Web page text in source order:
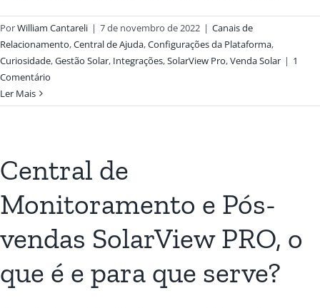
PorWilliam Cantareli | 7 de novembro de 2022 | Canais de
Relacionamento,Central de Ajuda,Configurações da Plataforma,
Curiosidade,Gestão Solar, Integrações,SolarView Pro,Venda Solar | 1
Comentário
Ler Mais
Central de
Monitoramento e Pós-
vendas SolarView PRO, o
que é e para que serve?